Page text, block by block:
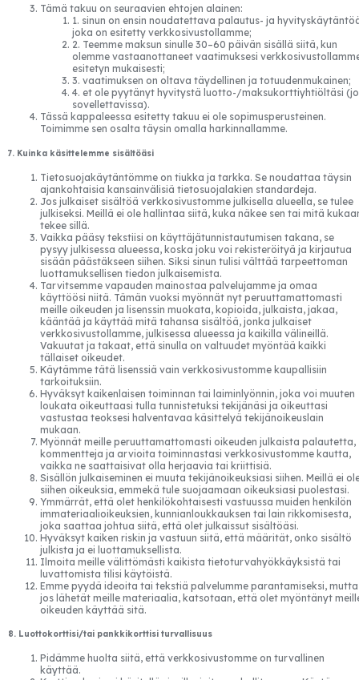
Tämä takuu on seuraavien ehtojen alainen:
1. sinun on ensin noudatettava palautus- ja
joka on esitetty verkkosivustollamme;
2. Teemme maksun sinulle 30–60 päivän sisällä siitä, kun
olemme vastaanottaneet vaatimuksesi
esitetyn mukaisesti;
3. vaatimuksen on oltava täydellinen ja totuudenmukainen;
4. et ole pyytänyt hyvitystä luotto-/maksukorttiyhtiöltäsi
sovellettavissa).
Tässä kappaleessa esitetty takuu ei ole sopimusperusteinen.
Toimimme sen osalta täysin omalla harkinnallamme.
7. Kuinka käsittelemme sisältöäsi
Tietosuojakäytäntömme on tiukka ja tarkka. Se noudattaa täysin
ajankohtaisia kansainvälisiä tietosuojalakien standardeja.
Jos julkaiset sisältöä verkkosivustomme julkisella alueella, se tulee
julkiseksi. Meillä ei ole hallintaa siitä, kuka näkee sen tai mitä
tekee sillä.
Vaikka pääsy tekstiisi on käyttäjätunnistautumisen takana, se
pysyy julkisessa alueessa, koska joku voi rekisteröityä ja kirjautua
sisään päästäkseen siihen. Siksi sinun tulisi välttää tarpeettoman
luottamuksellisen tiedon julkaisemista.
Tarvitsemme vapauden mainostaa palvelujamme ja omaa
käyttöösi niitä. Tämän vuoksi myönnät nyt peruuttamattomasti
meille oikeuden ja lisenssin muokata, kopioida, julkaista, jakaa,
kääntää ja käyttää mitä tahansa sisältöä, jonka julkaiset
verkkosivustollamme, julkisessa alueessa ja kaikilla välineillä.
Vakuutat ja takaat, että sinulla on valtuudet myöntää kaikki
tällaiset oikeudet.
Käytämme tätä lisenssiä vain verkkosivustomme kaupallisiin
tarkoituksiin.
Hyväksyt kaikenlaisen toiminnan tai laiminlyönnin, joka voi muuten
loukata oikeuttaasi tulla tunnistetuksi tekijänäsi ja oikeuttasi
vastustaa teoksesi halventavaa käsittelyä tekijänoikeuslain
mukaan.
Myönnät meille peruuttamattomasti oikeuden julkaista palautetta,
kommentteja ja arvioita toiminnastasi verkkosivustomme kautta,
vaikka ne saattaisivat olla herjaavia tai kriittisiä.
Sisällön julkaiseminen ei muuta tekijänoikeuksiasi siihen. Meillä ei
siihen oikeuksia, emmekä tule suojaamaan oikeuksiasi puolestasi.
Ymmärrät, että olet henkilökohtaisesti vastuussa muiden henkilön
immateriaalioikeuksien, kunnianloukkauksen tai lain rikkomisesta,
joka saattaa johtua siitä, että olet julkaissut sisältöäsi.
Hyväksyt kaiken riskin ja vastuun siitä, että määrität, onko sisältö
julkista ja ei luottamuksellista.
Ilmoita meille välittömästi kaikista tietoturvahyökkäyksistä tai
luvattomista tilisi käytöistä.
Emme pyydä ideoita tai tekstiä palvelumme parantamiseksi, mutta
jos lähetät meille materiaalia, katsotaan, että olet myöntänyt
oikeuden käyttää sitä.
8. Luottokorttisi/tai pankkikorttisi turvallisuus
Pidämme huolta siitä, että verkkosivustomme on turvallinen
käyttää.